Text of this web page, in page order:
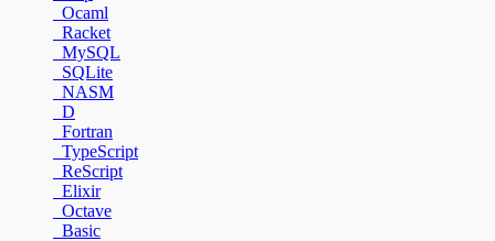
Ocaml
Racket
MySQL
SQLite
NASM
D
Fortran
TypeScript
ReScript
Elixir
Octave
Basic